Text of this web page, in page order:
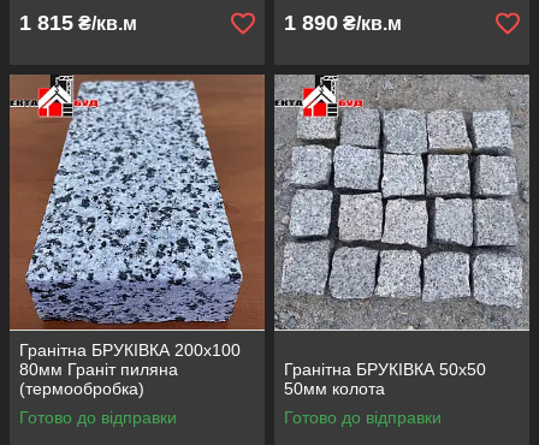
1 815 ₴/кв.м 1 890 ₴/кв.м
Гранітна БРУКІВКА 200х100
80мм Граніт пиляна
(термообробка)
Готово до відправки
Гранітна БРУКІВКА 50х50
50мм колота
Готово до відправки